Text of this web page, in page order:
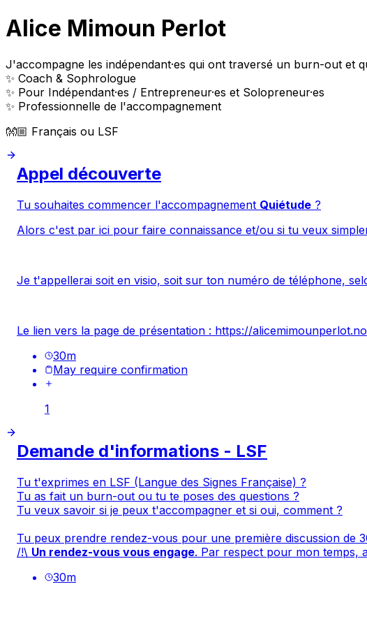
Alice Mimoun Perlot
J'accompagne les indépendant·es qui ont traversé un burn-out et
✨️ Coach & Sophrologue
✨️ Pour Indépendant·es / Entrepreneur·es et Solopreneur·es
✨ Professionnelle de l'accompagnement
👐🏼 Français ou LSF
Appel découverte
Tu souhaites commencer l'accompagnement Quiétude ?
Alors c'est par ici pour faire connaissance et/ou si tu veux
Je t'appellerai soit en visio, soit sur ton numéro de téléphone,
Le lien vers la page de présentation : https://
30m
May require confirmation
1
Demande d'informations - LSF
Tu t'exprimes en LSF (Langue des Signes Française) ?
Tu as fait un burn-out ou tu te poses des questions ?
Tu veux savoir si je peux t'accompagner et si oui, comment ?
Tu peux prendre rendez-vous pour une première discussion de
/!\ Un rendez-vous vous engage. Par respect pour mon temps,
30m